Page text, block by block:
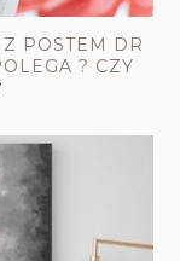
POSTEM DR
? CZY